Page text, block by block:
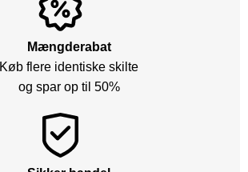
Mængderabat
Køb flere identiske skilte
og spar op til 50%